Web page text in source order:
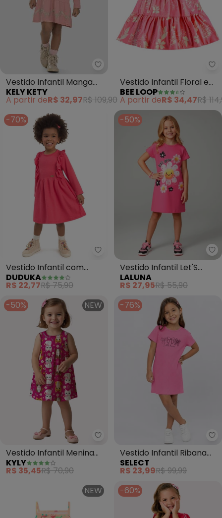
Kely Kety - Vestido Infantil
Vestido Infantil Manga
Longa com Babados
(Rosa)
KELY KETY
A partir deR$ 32,97R$ 109,90
Vestido Infantil Floral em
Cotton (Rosa)
BEE LOOP
A partir deR$ 34,47R$
-70%
Duduka - Vestido Infantil com
Vestido Infantil com
Babados (Rosa)
DUDUKA
R$ 22,77R$ 75,90
-50%
Vestido Infantil Let'S
Grow (Pink)
LALUNA
R$ 27,95R$ 55,90
-50%
NEW
Kyly - Vestido Infantil Menina
Vestido Infantil Menina
Gatinhos (Rosa)
KYLY
R$ 35,45R$ 70,90
-76%
Vestido Infantil Ribana
Canelada e Estampa
(Rosa)
SELECT
R$ 23,99R$ 99,99
NEW
-60%